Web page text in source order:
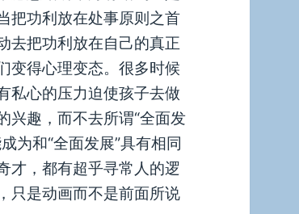
把功利放在处事原则之首
去把功利放在自己的真正
变得心理变态。很多时候
私心的压力迫使孩子去做
兴趣，而不去所谓“全面发
为和“全面发展”具有相同
才，都有超乎寻常人的逻
只是动画而不是前面所说